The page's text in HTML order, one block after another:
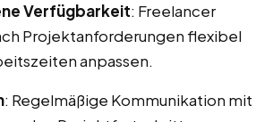
Verfügbarkeit: Freelancer
Projektanforderungen flexibel
anpassen.
: Regelmäßige Kommunikation mit